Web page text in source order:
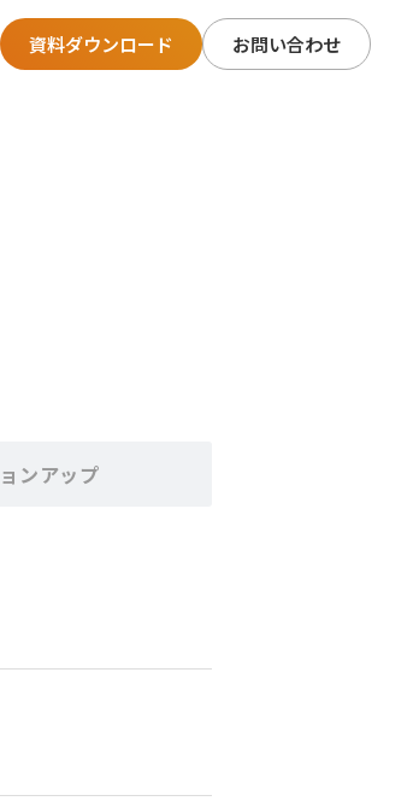
資料ダウンロード お問い合わせ
ンアップ